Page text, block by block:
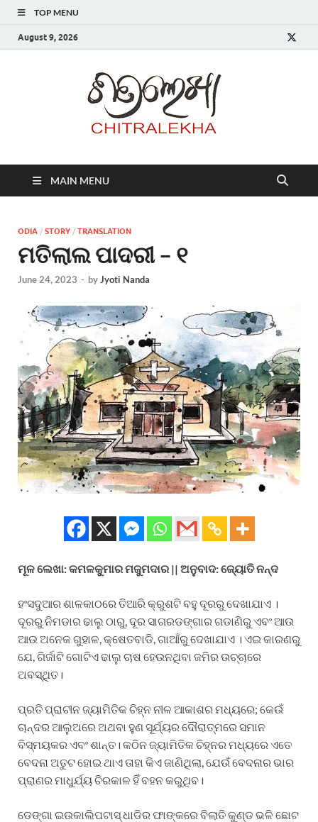
TOP MENU
August 9, 2026
MAIN MENU
ODIA / STORY / TRANSLATION
ମତିଲାଲ ପାଦରୀ – ୧
June 24, 2023 - byJyoti Nanda
ମୂଳଲେଖା:କମଳକୁମାରମଜୁମଦାର || ଅନୁବାଦ:ଜ୍ୟୋତିନନ୍ଦ
ହଂସଦୁଆର ଶାଳକାଠରେ ତିଆରି କ୍ରୁଶଟି ବହୁ ଦୂରରୁ ଦେଖାଯାଏ ।
ଦୂରରୁ ନିମଡାର ଢାଲୁ ଠାରୁ, ଦୂର ସାଗରଡଙ୍ଗାର ଗଡାଣିରୁ ଏବଂ ଆଉ
ଆଉ ଅନେକ ଗୁହାଳ, କ୍ଷେତବାଡି, ଗାଆଁରୁ ଦେଖାଯାଏ । ଏଇ କାରଣରୁ
ଯେ, ଗିର୍ଜାଟି ଗୋଟିଏ ଢାଲୁ ଚାଷ ହେଉନଥିବା ଜମିର ଉଚ୍ଚାରେ
ଅବସ୍ଥିତ।
ପ୍ରତି ପ୍ରାଚୀନ ଜ୍ୟାମିତିକ ଚିହ୍ନ ନୀଳ ଆକାଶର ମଧ୍ୟରେ; କେଉଁ
ଚାନ୍ଦର ଆଲୁଅରେ ଅଥବା ହୁଣ ସୂର୍ଯ୍ୟର ଦୌରାତ୍ମରେ ସମାନ
ବିସ୍ମୟକର ଏବଂ ଶାନ୍ତ। କଠିନ ଜ୍ୟାମିତିକ ଚିହ୍ନର ମଧ୍ୟରେ ଏତେ
ବେଦନା ଅତୁଟ ହୋଇ ଥାଏ ତାହା କିଏ ଜାଣିଥିଲା, ଯେଉଁ ବେଦନାର ଭାର
ପ୍ରାଣର ମାଧୁର୍ଯ୍ୟ ଚିରକାଳ ହିଁ ବହନ କରୁଥିବ।
ଡେଙ୍ଗା ଇଉକାଲିପଟାସ୍ ଧାଡିର ଫାଙ୍କରେ ବିଲାତି କୁଣ୍ଡ ଭଳି ଛୋଟ